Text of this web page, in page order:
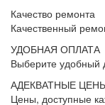
Качество ремонта
Качественный
УДОБНАЯ ОПЛАТА
Выберите удобный
АДЕКВАТНЫЕ
Цены, доступные